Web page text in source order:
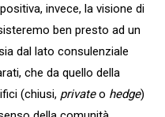
invece, la visione di
ben presto ad un
dal lato consulenziale
che da quello della
(chiusi, privateo hedge)